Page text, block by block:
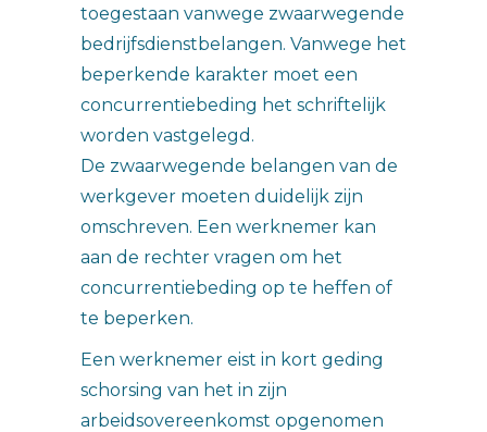
toegestaan vanwege zwaarwegende
bedrijfsdienstbelangen. Vanwege het
beperkende karakter moet een
concurrentiebeding het schriftelijk
worden vastgelegd.
De zwaarwegende belangen van de
werkgever moeten duidelijk zijn
omschreven. Een werknemer kan
aan de rechter vragen om het
concurrentiebeding op te heffen of
te beperken.
Een werknemer eist in kort geding
schorsing van het in zijn
arbeidsovereenkomst opgenomen